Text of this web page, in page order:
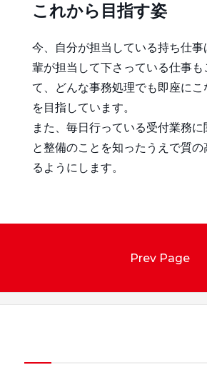
これから目指す姿
今、自分が担当している持ち仕
輩が担当して下さっている仕事も
て、どんな事務処理でも即座にこ
を目指しています。
また、毎日行っている受付業務
と整備のことを知ったうえで質の
るようにします。
Prev Page